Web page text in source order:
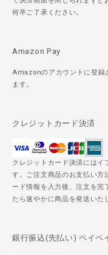
何卒ご了承ください。
Amazon Pay
Amazonのアカウントに登録
ます。
クレジットカード決済
クレジットカード決済にはイ
す。ご注文商品のお支払い方
ード情報を入力後、注文を完
たら速やかに商品を発送いた
銀行振込(先払い) ペイペ